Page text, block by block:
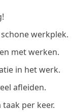
werkplek.
met werken.
in het werk.
afleiden.
taak per keer.